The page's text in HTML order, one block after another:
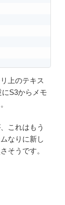
上のテキス
S3からメモ
これはもう
なりに新し
そうです。